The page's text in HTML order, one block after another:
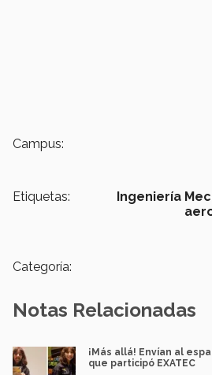
Campus:
Etiquetas: Ingeniería
Categoría:
Notas Relacionadas
¡Más allá! Envían al
que participó EXATEC